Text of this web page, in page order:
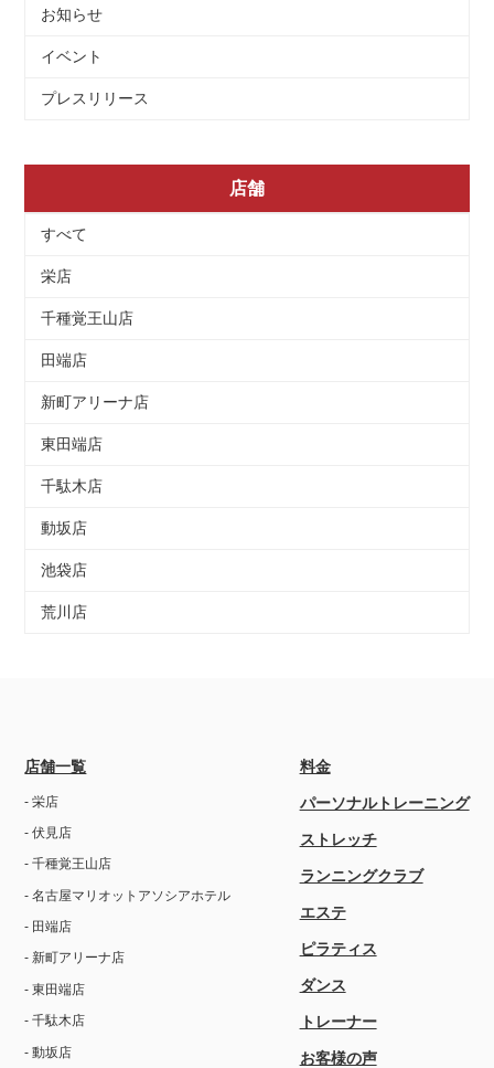
お知らせ
イベント
プレスリリース
店舗
すべて
栄店
千種覚王山店
田端店
新町アリーナ店
東田端店
千駄木店
動坂店
池袋店
荒川店
店舗一覧
- 栄店
- 伏見店
- 千種覚王山店
- 名古屋マリオットアソシアホテル
- 田端店
- 新町アリーナ店
- 東田端店
- 千駄木店
- 動坂店
料金
パーソナルトレーニング
ストレッチ
ランニングクラブ
エステ
ピラティス
ダンス
トレーナー
お客様の声